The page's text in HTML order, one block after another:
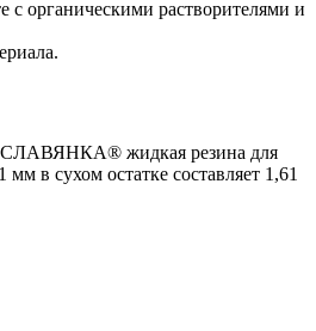
с органическими растворителями и
СЛАВЯНКА® жидкая резина для
в сухом остатке составляет 1,61